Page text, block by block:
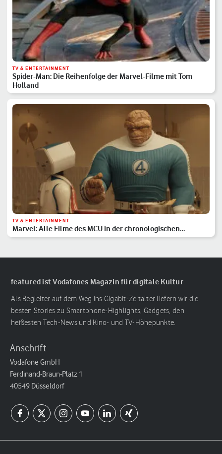
TV & ENTERTAINMENT
Spider-Man: Die Reihenfolge der Marvel-Filme mit Tom
Holland
TV & ENTERTAINMENT
Marvel: Alle Filme des MCU in der chronologischen
Reihenfolge
featured ist Vodafones Magazin für digitale Kultur
Als Begleiter auf dem Weg ins Gigabit-Zeitalter liefern wir die
besten Stories zu Smartphone-Highlights, Gadgets, den
heißesten Tech-News und Kino- und TV-Höhepunkte.
Anschrift
Vodafone GmbH
Ferdinand-Braun-Platz 1
40549 Düsseldorf